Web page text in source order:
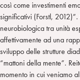
così come investimenti
significativi (Forstl,
neurobiologica tra unità
affettivamente ad una
sviluppo delle strutture
“mattoni della mente”.
momento in cui veniamo